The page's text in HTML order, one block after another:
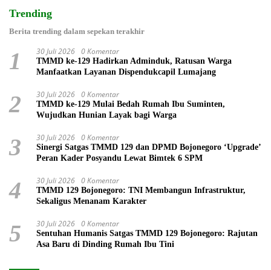
Trending
Berita trending dalam sepekan terakhir
1 30 Juli 2026 0 Komentar
TMMD ke-129 Hadirkan Adminduk, Ratusan Warga
Manfaatkan Layanan Dispendukcapil Lumajang
2 30 Juli 2026 0 Komentar
TMMD ke-129 Mulai Bedah Rumah Ibu Suminten,
Wujudkan Hunian Layak bagi Warga
3 30 Juli 2026 0 Komentar
Sinergi Satgas TMMD 129 dan DPMD Bojonegoro ‘Upgrade’
Peran Kader Posyandu Lewat Bimtek 6 SPM
4 30 Juli 2026 0 Komentar
TMMD 129 Bojonegoro: TNI Membangun Infrastruktur,
Sekaligus Menanam Karakter
5 30 Juli 2026 0 Komentar
Sentuhan Humanis Satgas TMMD 129 Bojonegoro: Rajutan
Asa Baru di Dinding Rumah Ibu Tini